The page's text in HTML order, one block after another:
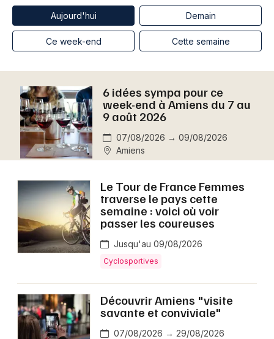
Grands événements
Activité & Expérience
Foires & salons
Spectacles
Concerts
Sports
Sorties famille
Sorties & loisirs
Aujourd'hui dans la Somme
Lille
Lyon
Marseille
Montpellier
Nantes
Nice
Paris
Strasbourg
Toulouse
Toutes les villes
Aujourd'hui Demain
Ce week-end Cette semaine
6 idées sympa pour ce
week-end à Amiens du 7 au
9 août 2026
07/08/2026 → 09/08/2026
Amiens
Le Tour de France Femmes
traverse le pays cette
semaine : voici où voir
passer les coureuses
Jusqu'au 09/08/2026
Cyclosportives
Découvrir Amiens "visite
savante et conviviale"
07/08/2026 → 29/08/2026
Aujourd'hui
Demain Ce week-end Autre